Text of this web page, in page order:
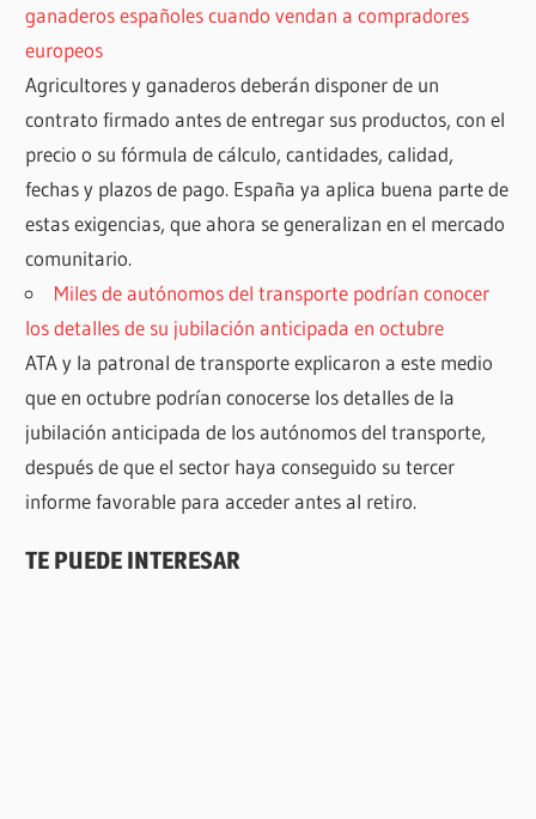
ganaderos españoles cuando vendan a compradores
europeos
Agricultores y ganaderos deberán disponer de un
contrato firmado antes de entregar sus productos, con el
precio o su fórmula de cálculo, cantidades, calidad,
fechas y plazos de pago. España ya aplica buena parte de
estas exigencias, que ahora se generalizan en el mercado
comunitario.
Miles de autónomos del transporte podrían conocer
los detalles de su jubilación anticipada en octubre
ATA y la patronal de transporte explicaron a este medio
que en octubre podrían conocerse los detalles de la
jubilación anticipada de los autónomos del transporte,
después de que el sector haya conseguido su tercer
informe favorable para acceder antes al retiro.
TE PUEDE INTERESAR